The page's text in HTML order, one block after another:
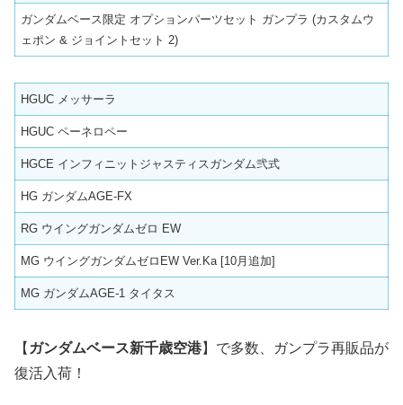
ガンダムベース限定 オプションパーツセット ガンプラ (カスタムウ
ェポン & ジョイントセット 2)
HGUC メッサーラ
HGUC ペーネロペー
HGCE インフィニットジャスティスガンダム弐式
HG ガンダムAGE-FX
RG ウイングガンダムゼロ EW
MG ウイングガンダムゼロEW Ver.Ka [10月追加]
MG ガンダムAGE-1 タイタス
【 ガンダムベース新千歳空港】で多数、ガンプラ再販品が
復活入荷！